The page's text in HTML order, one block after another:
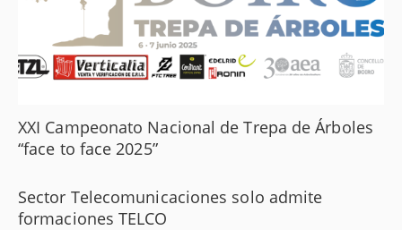
XXI Campeonato Nacional de Trepa de Árboles
“face to face 2025”
Sector Telecomunicaciones solo admite
formaciones TELCO